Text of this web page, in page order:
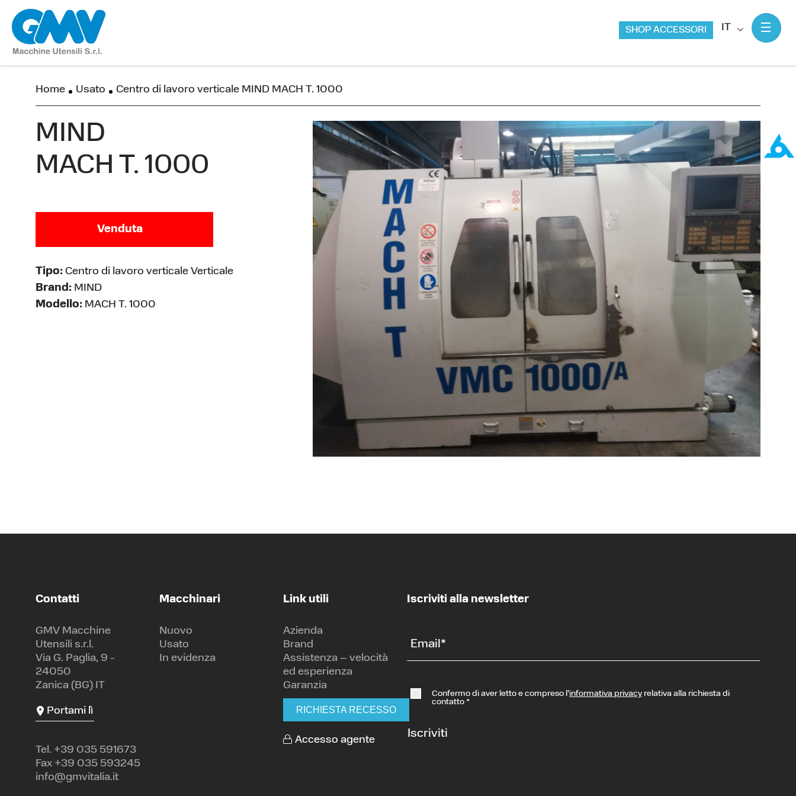
IT
SHOP ACCESSORI
Home Usato Centro di lavoro verticale MIND MACH T. 1000
MIND
MACH T. 1000
Venduta
Tipo: Centro di lavoro verticale Verticale
Brand: MIND
Modello: MACH T. 1000
Contatti
GMV Macchine
Utensili s.r.l.
Via G. Paglia, 9 -
24050
Zanica (BG) IT
Portami lì
Tel. +39 035 591673
Fax +39 035 593245
info@gmvitalia.it
Macchinari
Nuovo
Usato
In evidenza
Link utili
Azienda
Brand
Assistenza – velocità
ed esperienza
Garanzia
RICHIESTA RECESSO
Accesso agente
Iscriviti alla newsletter
Email*
Confermo di aver letto e compreso l’informativa privacyrelativa alla richiesta di
contatto *
Iscriviti